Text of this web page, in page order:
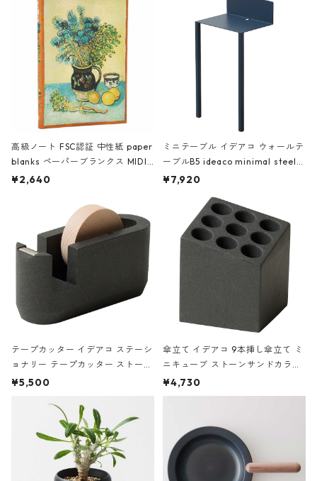
高級ノート FSC認証 中性紙 paper
blanks ペーパーブランクス MIDI
ハードカバー 罫線 ヴァン・ゴッホ
¥2,640
ミニテーブル イデアコ ウォールテ
ーブルB5 ideaco minimal steel f
urniture WALL Table B5 ネイビー
¥7,920
テープカッター イデアコ ステーシ
ョナリー テープカッター ストーン
サンドカラー 石調 ideaco Station
¥5,500
傘立て イデアコ 9本挿し傘立て ミ
ニキューブ ストーンサンドカラー
石調 ideaco Umbrella Stand CUB
E ストーンサンドブラック
¥4,730